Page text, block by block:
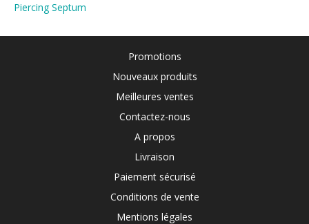
Piercing Septum
Promotions
Nouveaux produits
Meilleures ventes
Contactez-nous
A propos
Livraison
Paiement sécurisé
Conditions de vente
Mentions légales